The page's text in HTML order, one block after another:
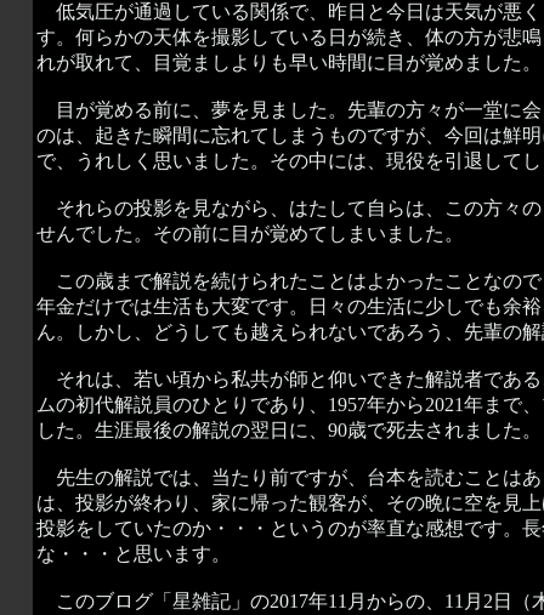
低気圧が通過している関係で、昨日と今日は天気が悪
す。何らかの天体を撮影している日が続き、体の方が悲
れが取れて、目覚ましよりも早い時間に目が覚めました。
目が覚める前に、夢を見ました。先輩の方々が一堂に
のは、起きた瞬間に忘れてしまうものですが、今回は鮮
で、うれしく思いました。その中には、現役を引退して
それらの投影を見ながら、はたして自らは、この方々
せんでした。その前に目が覚めてしまいました。
この歳まで解説を続けられたことはよかったことなの
年金だけでは生活も大変です。日々の生活に少しでも余
ん。しかし、どうしても越えられないであろう、先輩の
それは、若い頃から私共が師と仰いできた解説者であ
ムの初代解説員のひとりであり、1957年から2021年ま
した。生涯最後の解説の翌日に、90歳で死去されました。
先生の解説では、当たり前ですが、台本を読むことは
は、投影が終わり、家に帰った観客が、その晩に空を見
投影をしていたのか・・・というのが率直な感想です。
な・・・と思います。
このブログ「星雑記」の2017年11月からの、11月2日